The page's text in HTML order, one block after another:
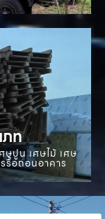
ภท
ษปูน เศษไม้ เศษ
รื้อถอนอาคาร